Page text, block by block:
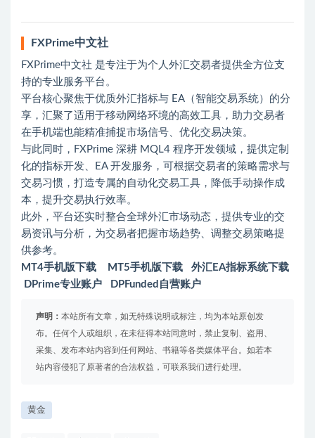
FXPrime中文社
FXPrime中文社 是专注于为个人外汇交易者提供全方位支
持的专业服务平台。
平台核心聚焦于优质外汇指标与 EA（智能交易系统）的分
享，汇聚了适用于移动网络环境的高效工具，助力交易者
在手机端也能精准捕捉市场信号、优化交易决策。
与此同时，FXPrime 深耕 MQL4 程序开发领域，提供定制
化的指标开发、EA 开发服务，可根据交易者的策略需求与
交易习惯，打造专属的自动化交易工具，降低手动操作成
本，提升交易执行效率。
此外，平台还实时整合全球外汇市场动态，提供专业的交
易资讯与分析，为交易者把握市场趋势、调整交易策略提
供参考。
MT4手机版下载
MT5手机版下载
外汇EA指标系统下载
DPrime专业账户
DPFunded自营账户
声明： 本站所有文章，如无特殊说明或标注，均为本站原创发
布。任何个人或组织，在未征得本站同意时，禁止复制、盗用、
采集、发布本站内容到任何网站、书籍等各类媒体平台。如若本
站内容侵犯了原著者的合法权益，可联系我们进行处理。
黄金